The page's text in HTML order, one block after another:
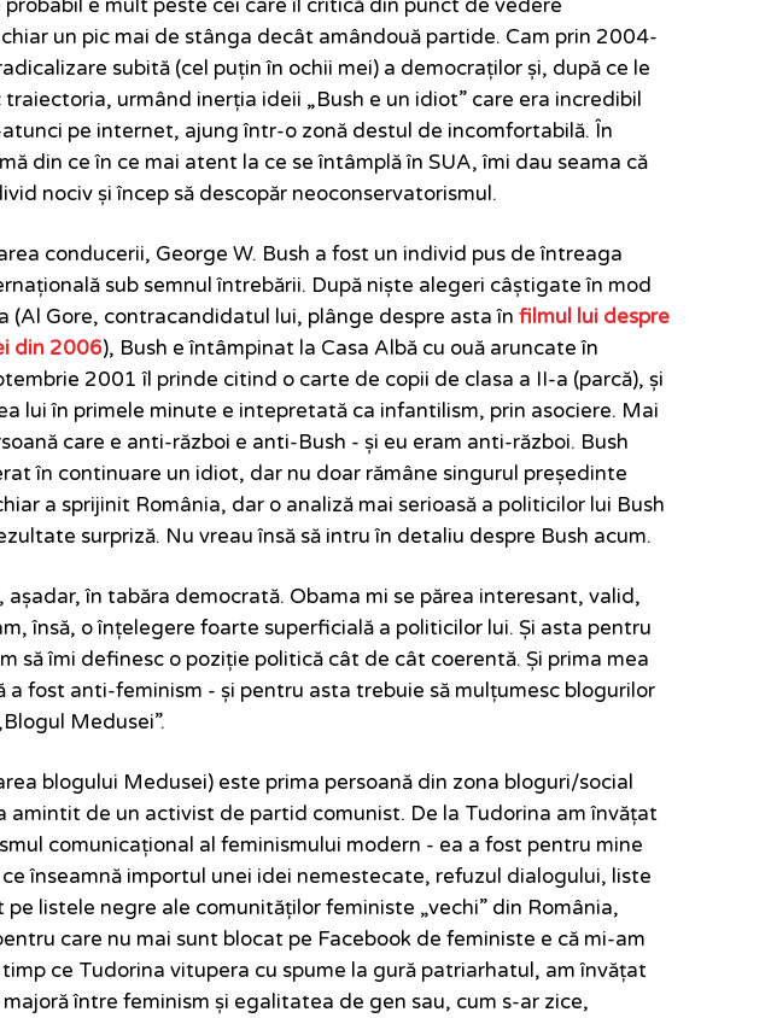
probabil e mult peste cei care îl critică din punct de vedere
un pic mai de stânga decât amândouă partide. Cam prin 2004-
subită (cel puțin în ochii mei) a democraților și, după ce le
traiectoria, urmând inerția ideii „Bush e un idiot” care era incredibil
pe internet, ajung într-o zonă destul de incomfortabilă. În
din ce în ce mai atent la ce se întâmplă în SUA, îmi dau seama că
nociv și încep să descopăr neoconservatorismul.
conducerii, George W. Bush a fost un individ pus de întreaga
sub semnul întrebării. După niște alegeri câștigate în mod
(Al Gore, contracandidatul lui, plânge despre asta în filmul lui despre
din 2006), Bush e întâmpinat la Casa Albă cu ouă aruncate în
2001 îl prinde citind o carte de copii de clasa a II-a (parcă), și
lui în primele minute e intepretată ca infantilism, prin asociere. Mai
care e anti-război e anti-Bush - și eu eram anti-război. Bush
în continuare un idiot, dar nu doar rămâne singurul președinte
a sprijinit România, dar o analiză mai serioasă a politicilor lui Bush
surpriză. Nu vreau însă să intru în detaliu despre Bush acum.
așadar, în tabăra democrată. Obama mi se părea interesant, valid,
însă, o înțelegere foarte superficială a politicilor lui. Și asta pentru
să îmi definesc o poziție politică cât de cât coerentă. Și prima mea
a fost anti-feminism - și pentru asta trebuie să mulțumesc blogurilor
Medusei”.
blogului Medusei) este prima persoană din zona bloguri/social
amintit de un activist de partid comunist. De la Tudorina am învățat
comunicațional al feminismului modern - ea a fost pentru mine
înseamnă importul unei idei nemestecate, refuzul dialogului, liste
pe listele negre ale comunităților feministe „vechi” din România,
care nu mai sunt blocat pe Facebook de feministe e că mi-am
ce Tudorina vitupera cu spume la gură patriarhatul, am învățat
între feminism și egalitatea de gen sau, cum s-ar zice,